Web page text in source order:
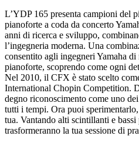
L’YDP 165 presenta campioni del
pianoforte a coda da concerto
anni di ricerca e sviluppo,
l’ingegneria moderna. Una
consentito agli ingegneri Yamaha
pianoforte, scoprendo come ogni
Nel 2010, il CFX è stato scelto
International Chopin Competition.
degno riconoscimento come uno
tutti i tempi. Ora puoi
tua. Vantando alti scintillanti e
trasformeranno la tua sessione di